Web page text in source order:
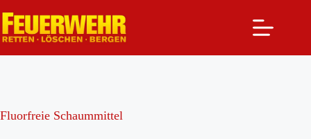
Inhalt
springen
Fluorfreie Schaummittel